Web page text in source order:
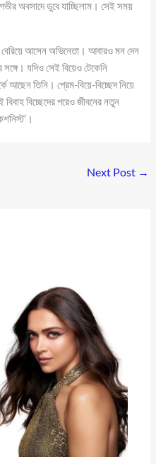
অবসাদে ডুবে যাচ্ছিলাম। সেই সময়
বেরিয়ে আসেন অভিনেতা। আবারও মন দেন
যদিও সেই বিয়েও টেকেনি
আছেন তিনি। প্রেম-বিয়ে-বিচ্ছেদ নিয়ে
বিচ্ছেদের পরেও জীবনের নতুন
Next Post →